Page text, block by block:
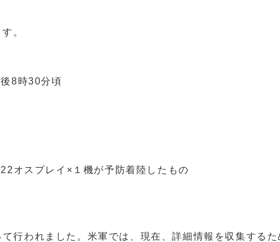
。
8時30分頃
オスプレイ×１機が予防着陸したもの
行われました。米軍では、現在、詳細情報を収集するた